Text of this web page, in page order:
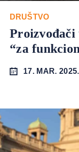
DRUŠTVO
Proizvođači
“za
17. MAR. 2025.